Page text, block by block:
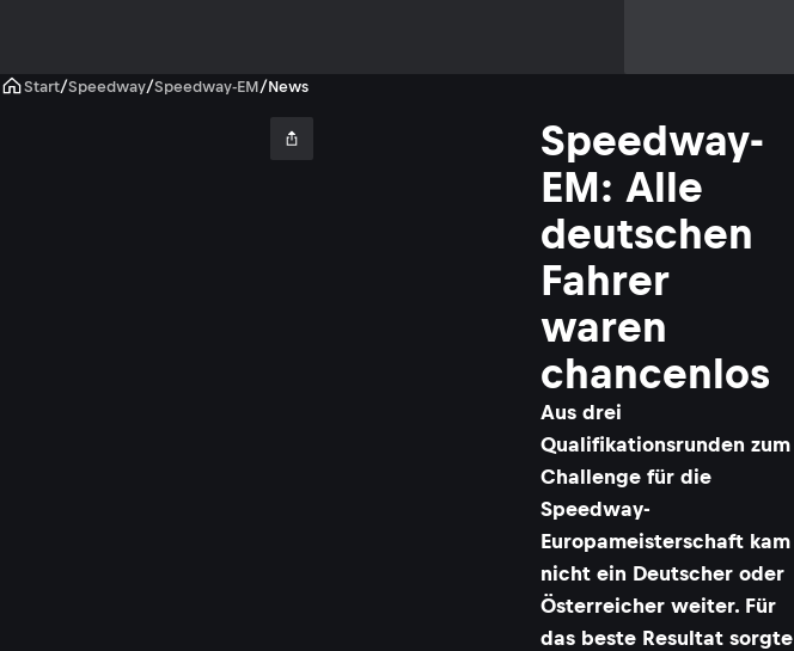
Start/Speedway/Speedway-EM/News
Speedway-
EM: Alle
deutschen
Fahrer
waren
chancenlos
Aus drei
Qualifikationsrunden zum
Challenge für die
Speedway-
Europameisterschaft kam
nicht ein Deutscher oder
Österreicher weiter. Für
das beste Resultat sorgte